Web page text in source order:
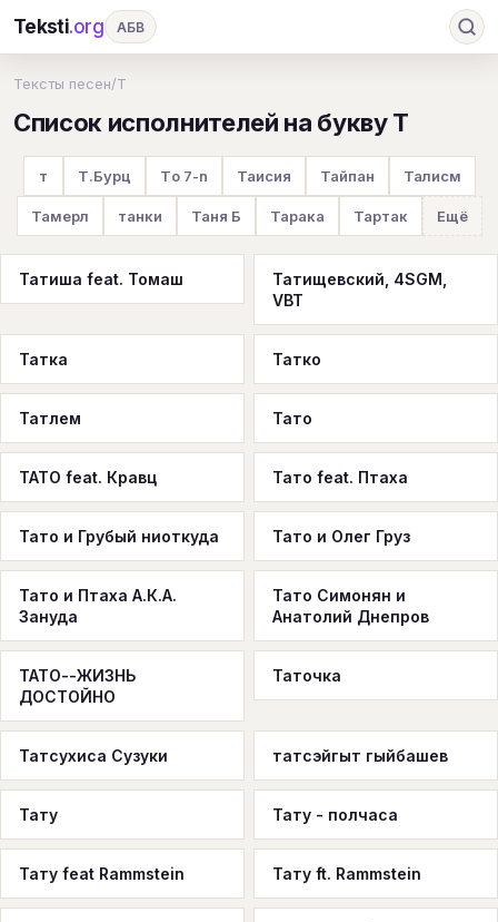
Teksti.org АБВ
И К Л М Н О П Р
Т У Ф Х Ц Ч Ш Э Ю
Я B E G
H I J K M N O P
V
Z #
Тексты песен/Т
Список исполнителей на букву Т
т Т.Бурц Тo 7-n Таисия Тайпан Талисм
Тамерл танки Таня Б Тарака Тартак Ещё
Татиша feat. Томаш
Татищевский, 4SGM,
VBT
Татка Татко
Татлем Тато
ТАТО feat. Кравц Тато feat. Птаха
Тато и Грубый ниоткуда Тато и Олег Груз
Тато и Птаха А.К.А.
Зануда
Тато Симонян и
Анатолий Днепров
ТАТО--ЖИЗНЬ
ДОСТОЙНО
Таточка
Татсухиса Сузуки татсэйгыт гыйбашев
Тату Тату - полчаса
Тату feat Rammstein Тату ft. Rammstein